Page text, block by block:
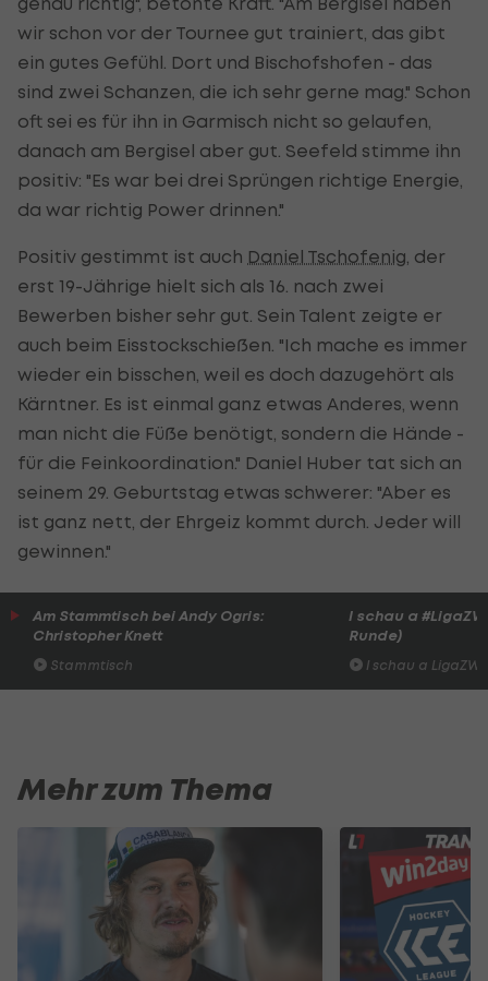
wir schon vor der Tournee gut trainiert, das gibt
ein gutes Gefühl. Dort und Bischofshofen - das
sind zwei Schanzen, die ich sehr gerne mag." Schon
oft sei es für ihn in Garmisch nicht so gelaufen,
danach am Bergisel aber gut. Seefeld stimme ihn
positiv: "Es war bei drei Sprüngen richtige Energie,
da war richtig Power drinnen."
Positiv gestimmt ist auch Daniel Tschofenig , der
erst 19-Jährige hielt sich als 16. nach zwei
Bewerben bisher sehr gut. Sein Talent zeigte er
auch beim Eisstockschießen. "Ich mache es immer
wieder ein bisschen, weil es doch dazugehört als
Kärntner. Es ist einmal ganz etwas Anderes, wenn
man nicht die Füße benötigt, sondern die Hände -
für die Feinkoordination." Daniel Huber tat sich an
seinem 29. Geburtstag etwas schwerer: "Aber es
ist ganz nett, der Ehrgeiz kommt durch. Jeder will
gewinnen."
Am Stammtisch bei Andy Ogris:
Christopher Knett
Stammtisch
I schau a
Runde)
I schau a LigaZWA
Mehr zum Thema